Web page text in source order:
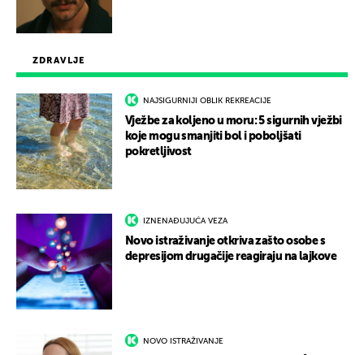
ZDRAVLJE
NAJSIGURNIJI OBLIK REKREACIJE
Vježbe za koljeno u moru: 5 sigurnih vježbi
koje mogu smanjiti bol i poboljšati
pokretljivost
IZNENAĐUJUĆA VEZA
Novo istraživanje otkriva zašto osobe s
depresijom drugačije reagiraju na lajkove
NOVO ISTRAŽIVANJE